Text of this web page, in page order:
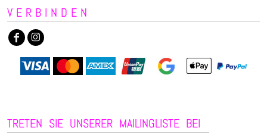
VERBINDEN
TRETEN SIE UNSERER MAILINGLISTE BEI